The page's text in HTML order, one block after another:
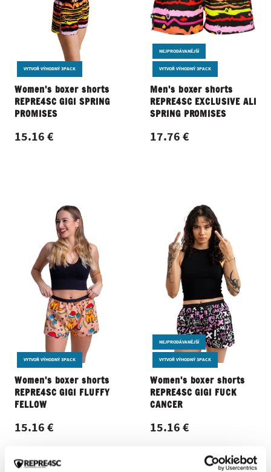
VYTVOŘ VÝHODNÝ 3PACK
Women's boxer shorts
REPRE4SC GIGI SPRING
PROMISES
15.16 €
NEJPRODÁVANĚJŠÍ
VYTVOŘ VÝHODNÝ 3PACK
Men's boxer shorts
REPRE4SC EXCLUSIVE ALI
SPRING PROMISES
17.76 €
VYTVOŘ VÝHODNÝ 3PACK
Women's boxer shorts
REPRE4SC GIGI FLUFFY
FELLOW
15.16 €
NEJPRODÁVANĚJŠÍ
VYTVOŘ VÝHODNÝ 3PACK
Women's boxer shorts
REPRE4SC GIGI FUCK
CANCER
15.16 €